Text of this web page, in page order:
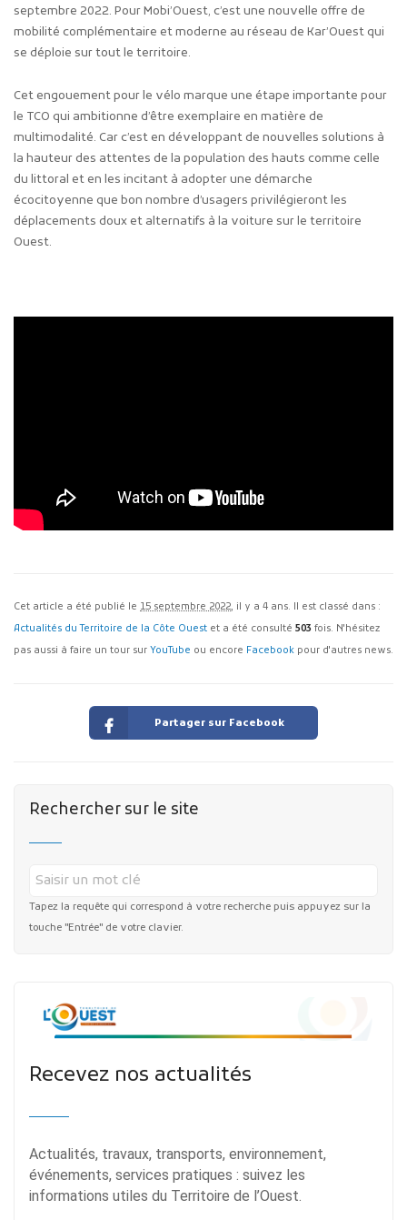
septembre 2022. Pour Mobi’Ouest, c’est une nouvelle offre de
mobilité complémentaire et moderne au réseau de Kar’Ouest qui
se déploie sur tout le territoire.
Cet engouement pour le vélo marque une étape importante pour
le TCO qui ambitionne d’être exemplaire en matière de
multimodalité. Car c’est en développant de nouvelles solutions à
la hauteur des attentes de la population des hauts comme celle
du littoral et en les incitant à adopter une démarche
écocitoyenne que bon nombre d’usagers privilégieront les
déplacements doux et alternatifs à la voiture sur le territoire
Ouest.
Cet article a été publié le 15 septembre 2022, il y a 4 ans. Il est classé dans :
Actualités du Territoire de la Côte Ouest et a été consulté 503 fois. N'hésitez
pas aussi à faire un tour sur YouTube ou encore Facebook pour d'autres news.
Partager sur Facebook
Rechercher sur le site
Tapez la requête qui correspond à votre recherche puis appuyez sur la
touche "Entrée" de votre clavier.
Recevez nos actualités
Actualités, travaux, transports, environnement,
événements, services pratiques : suivez les
informations utiles du Territoire de l’Ouest.